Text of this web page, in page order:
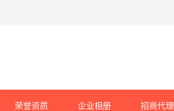
荣誉资质 企业相册 招商代理